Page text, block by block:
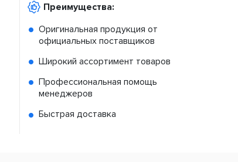
Преимущества:
Оригинальная продукция от
официальных поставщиков
Широкий ассортимент товаров
Профессиональная помощь
менеджеров
Быстрая доставка